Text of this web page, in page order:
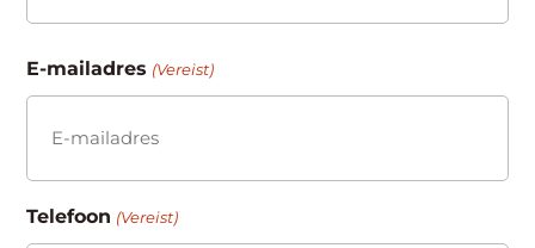
E-mailadres (Vereist)
Telefoon (Vereist)